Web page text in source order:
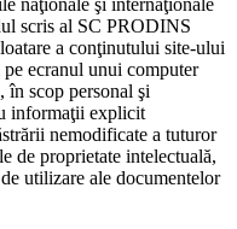
naţionale şi internaţionale
scris al SC PRODINS
a conţinutului site-ului
ecranul unui computer
în scop personal şi
informaţii explicit
nemodificate a tuturor
de proprietate intelectuală,
utilizare ale documentelor